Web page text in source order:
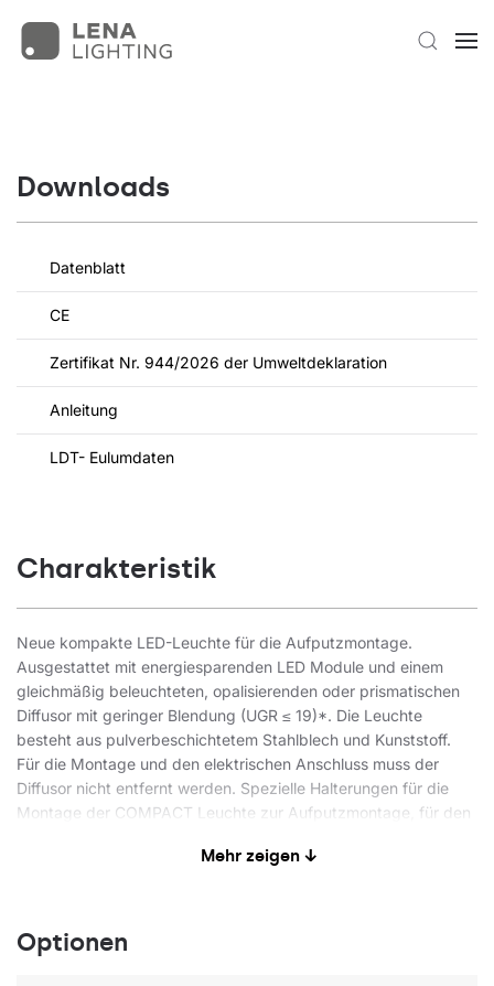
Downloads
Datenblatt
CE
Zertifikat Nr. 944/2026 der Umweltdeklaration
Anleitung
LDT- Eulumdaten
Charakteristik
Neue kompakte LED-Leuchte für die Aufputzmontage.
Ausgestattet mit energiesparenden LED Module und einem
gleichmäßig beleuchteten, opalisierenden oder prismatischen
Diffusor mit geringer Blendung (UGR ≤ 19)*. Die Leuchte
besteht aus pulverbeschichtetem Stahlblech und Kunststoff.
Für die Montage und den elektrischen Anschluss muss der
Diffusor nicht entfernt werden. Spezielle Halterungen für die
Montage der COMPACT Leuchte zur Aufputzmontage, für den
eine solide Montage und gleichzeitige Einhaltung des Abstands
* Der UGR-Koeffizient wird für die typische Anwendung der
jeweiligen Leuchte erfüllt.
Mehr zeigen ↓
Optionen